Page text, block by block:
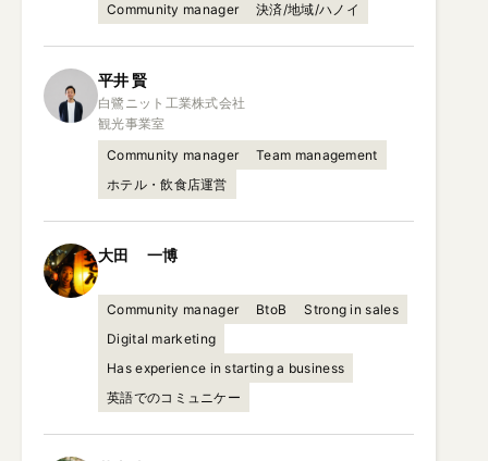
Community manager
決済/地域/ハノイ
平井 賢
白鷺ニット工業株式会社
観光事業室
Community manager
Team management
ホテル・飲食店運営
大田 一博
Community manager BtoB
Strong in sales
Digital marketing
Has experience in starting a business
英語でのコミュニケー